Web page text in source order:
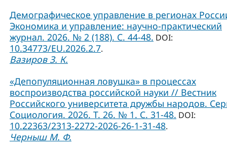
Демографическое управление в регионах
Экономика и управление: научно-практический
журнал. 2026. № 2 (188). С. 44-48. DOI:
10.34773/EU.2026.2.7.
Вазиров З. К.
«Депопуляционная ловушка» в процессах
воспроизводства российской науки // Вестник
Российского университета дружбы народов.
Социология. 2026. Т. 26. № 1. C. 31-48. DOI:
10.22363/2313-2272-2026-26-1-31-48.
Черныш М. Ф.